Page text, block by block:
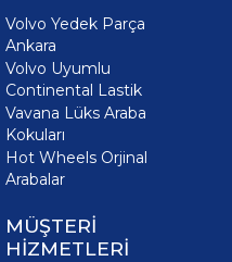
Volvo Yedek Parça
Ankara
Volvo Uyumlu
Continental Lastik
Vavana Lüks Araba
Kokuları
Hot Wheels Orjinal
Arabalar
MÜŞTERİ
HİZMETLERİ